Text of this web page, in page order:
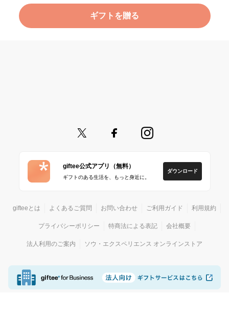
ギフトを贈る
giftee公式アプリ（無料）
ギフトのある生活を、もっと身近に。
ダウンロード
gifteeとは よくあるご質問 お問い合わせ ご利用ガイド 利用規約
プライバシーポリシー 特商法による表記 会社概要
法人利用のご案内 ソウ・エクスペリエンス オンラインストア